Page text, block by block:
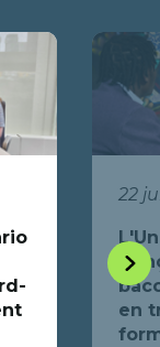
22
en
Item